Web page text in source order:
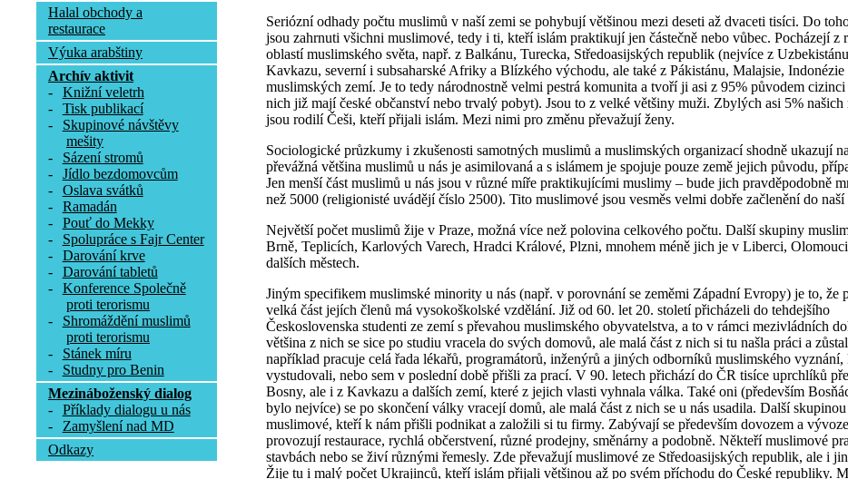
Halal obchody a
restaurace
Výuka arabštiny
Archív aktivit
-
Knižní veletrh
-
Tisk publikací
-
Skupinové návštěvy
mešity
-
Sázení stromů
-
Jídlo bezdomovcům
-
Oslava svátků
-
Ramadán
-
Pouť do Mekky
-
Spolupráce s Fajr Center
-
Darování krve
-
Darování tabletů
-
Konference Společně
proti terorismu
-
Shromáždění muslimů
proti terorismu
-
Stánek míru
-
Studny pro Benin
Mezináboženský dialog
-
Příklady dialogu u nás
-
Zamyšlení nad MD
Odkazy
Seriózní odhady počtu muslimů v naší zemi se pohybují většinou mezi deseti až dvaceti tisíci. Do
jsou zahrnuti všichni muslimové, tedy i ti, kteří islám praktikují jen částečně nebo vůbec. Pocházejí z
oblastí muslimského světa, např. z Balkánu, Turecka, Středoasijských republik (nejvíce z
Kavkazu, severní i subsaharské Afriky a Blízkého východu, ale také z Pákistánu, Malajsie, Indonézie
muslimských zemí. Je to tedy národnostně velmi pestrá komunita a tvoří ji asi z 95% původem
nich již mají české občanství nebo trvalý pobyt). Jsou to z velké většiny muži. Zbylých asi 5% našich
jsou rodilí Češi, kteří přijali islám. Mezi nimi pro změnu převažují ženy.
Sociologické průzkumy i zkušenosti samotných muslimů a muslimských organizací shodně ukazují
převážná většina muslimů u nás je asimilovaná a s islámem je spojuje pouze země jejich původu,
Jen menší část muslimů u nás jsou v různé míře praktikujícími muslimy – bude jich pravděpodobně
než 5000 (religionisté uvádějí číslo 2500). Tito muslimové jsou vesměs velmi dobře začlenění do naší
Největší počet muslimů žije v Praze, možná více než polovina celkového počtu. Další skupiny
Brně, Teplicích, Karlových Varech, Hradci Králové, Plzni, mnohem méně jich je v Liberci,
dalších městech.
Jiným specifikem muslimské minority u nás (např. v porovnání se zeměmi Západní Evropy) je to, že
velká část jejích členů má vysokoškolské vzdělání. Již od 60. let 20. století přicházeli do tehdejšího
Československa studenti ze zemí s převahou muslimského obyvatelstva, a to v rámci mezivládních
většina z nich se sice po studiu vracela do svých domovů, ale malá část z nich si tu našla práci a
například pracuje celá řada lékařů, programátorů, inženýrů a jiných odborníků muslimského
vystudovali, nebo sem v poslední době přišli za prací. V 90. letech přichází do ČR tisíce uprchlíků
Bosny, ale i z Kavkazu a dalších zemí, které z jejich vlasti vyhnala válka. Také oni (především
bylo nejvíce) se po skončení války vracejí domů, ale malá část z nich se u nás usadila. Další
muslimové, kteří k nám přišli podnikat a založili si tu firmy. Zabývají se především dovozem a
provozují restaurace, rychlá občerstvení, různé prodejny, směnárny a podobně. Někteří muslimové
stavbách nebo se živí různými řemesly. Zde převažují muslimové ze Středoasijských republik, ale i
Žije tu i malý počet Ukrajinců, kteří islám přijali většinou až po svém příchodu do České republiky.